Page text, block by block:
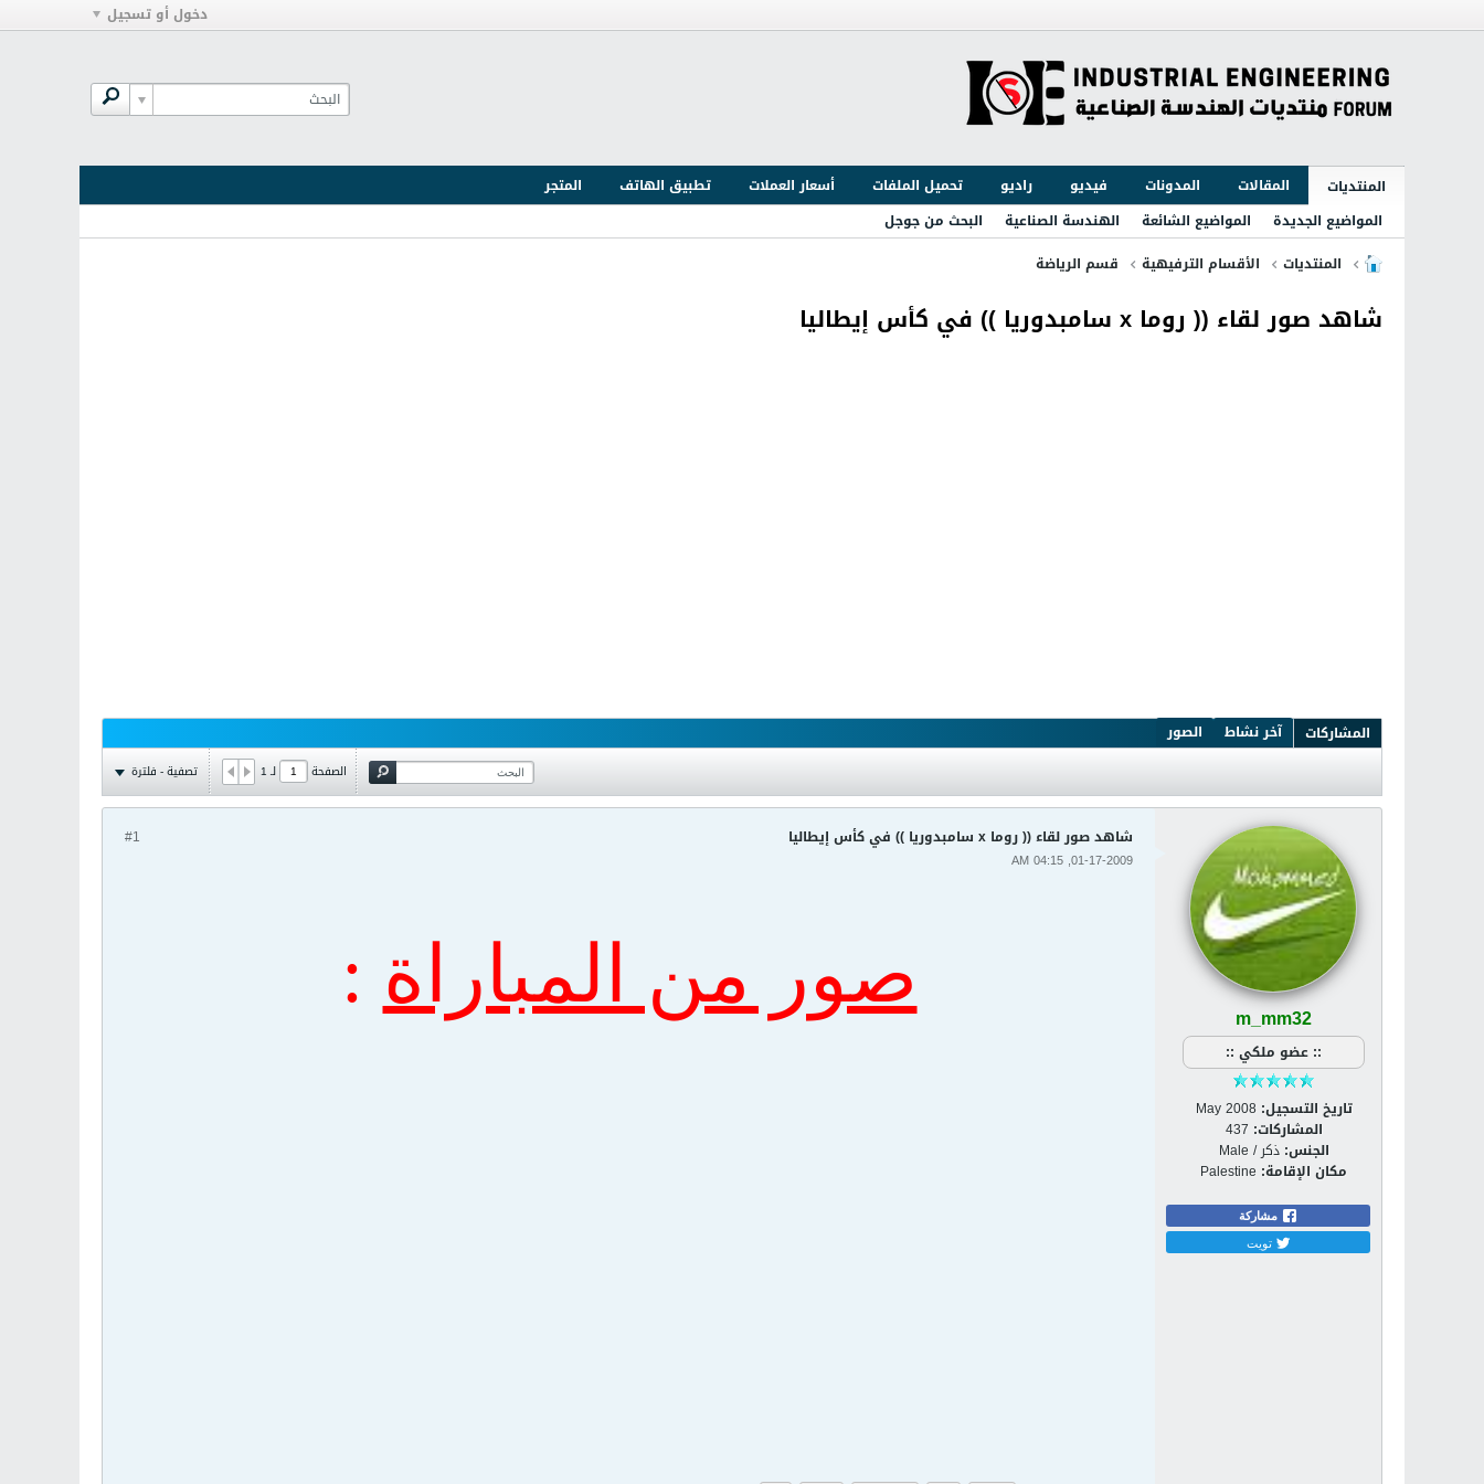
دخول أو تسجيل
المنتديات المقالات المدونات فيديو راديو تحميل الملفات أسعار العملات تطبيق الهاتف
المتجر
المواضيع الجديدة
المواضيع الشائعة الهندسة الصناعية
البحث من جوجل
المنتديات
الأقسام الترفيهية قسم الرياضة
شاهد صور لقاء (( روما x سامبدوريا )) في كأس إيطاليا
المشاركات آخر نشاط الصور
الصفحة لـ1 تصفية - فلترة
m_mm32
:: عضو ملكي ::
تاريخ التسجيل: May 2008
المشاركات: 437
الجنس: ذكر / Male
مكان الإقامة: Palestine
مشاركة
تويت
#1 شاهد صور لقاء (( روما x سامبدوريا )) في كأس إيطاليا
01-17-2009, 04:15 AM
صور من المباراة :